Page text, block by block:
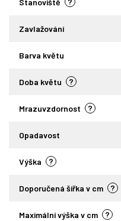
Stanoviště
Zavlažování
Barva květu
?
Doba květu
?
Mrazuvzdornost
Opadavost
?
Výška
?
Doporučená šířka v cm
?
Maximální výška v cm